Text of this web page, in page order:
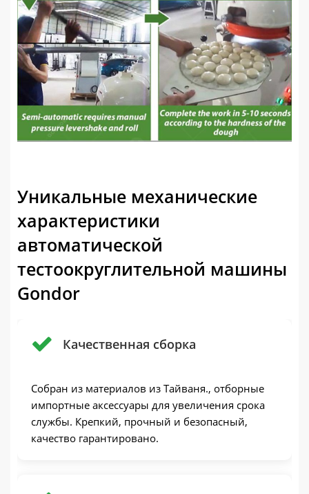
Уникальные механические
характеристики
автоматической
тестоокруглительной машины
Gondor
Качественная сборка
Собран из материалов из Тайваня., отборные
импортные аксессуары для увеличения срока
службы. Крепкий, прочный и безопасный,
качество гарантировано.